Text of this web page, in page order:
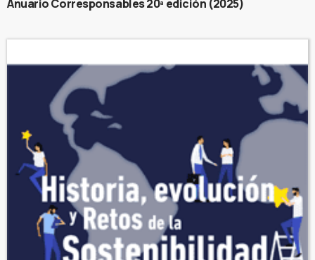
Anuario Corresponsables 20ª edición (2025)